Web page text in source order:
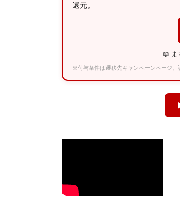
還元。
📖 ま
※付与条件は遷移先キャンペーンページ。